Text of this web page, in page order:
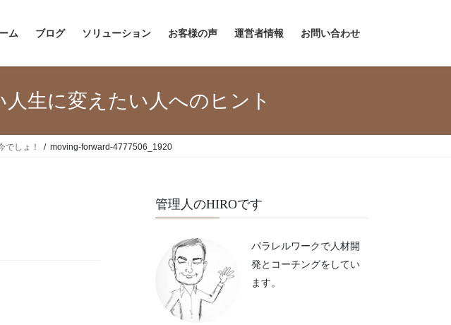
ム ブログ ソリューション お客様の声 運営者情報 お問い合わせ
生に変えたい人へのヒント
でしょ！ moving-forward-4777506_1920
管理人のHIROです
パラレルワークで人材開
発とコーチングをしてい
ます。